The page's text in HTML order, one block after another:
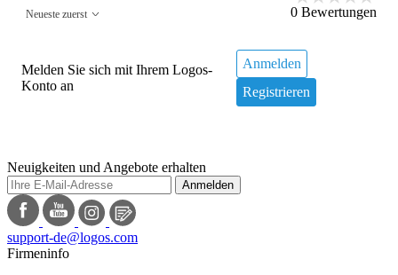
Neueste zuerst 0 Bewertungen
Melden Sie sich mit Ihrem Logos-
Konto an
Anmelden
Registrieren
Neuigkeiten und Angebote erhalten
Anmelden
support-de@logos.com
Firmeninfo